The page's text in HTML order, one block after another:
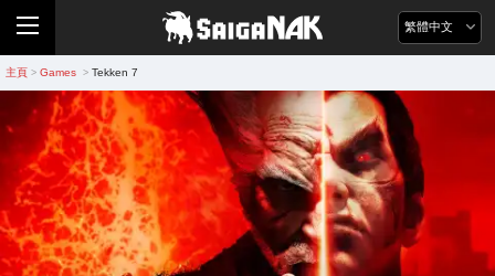
繁體中文
主頁 > Games > Tekken 7